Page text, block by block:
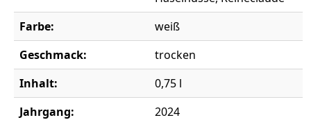
Farbe:
weiß
Geschmack:
trocken
Inhalt:
0,75 l
Jahrgang:
2024